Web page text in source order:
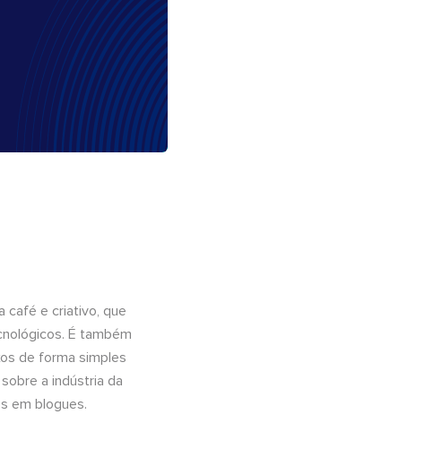
café e criativo, que
É também
de forma simples
a indústria da
em blogues.